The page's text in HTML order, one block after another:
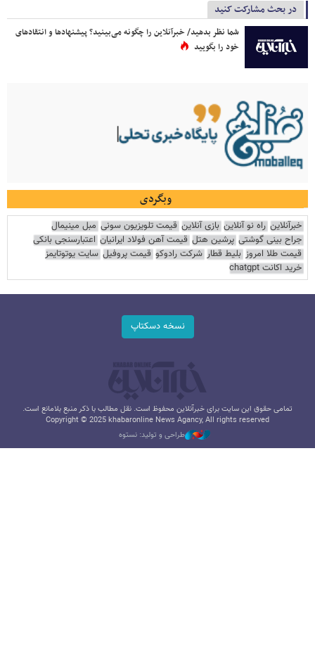
در بحث مشارکت کنید
شما نظر بدهید/ خبرآنلاین را چگونه می‌بینید؟ پیشنهادها و انتقادهای
خود را بگویید
وبگردی
خبرآنلاین راه نو آنلاین بازی آنلاین قیمت تلویزیون سونی مبل مینیمال
جراح بینی گوشتی پرشین هتل قیمت آهن فولاد ایرانیان اعتبارسنجی بانکی
قیمت طلا امروز بلیط قطار شرکت رادوکو قیمت پروفیل سایت یوتوتایمز
خرید اکانت chatgpt
نسخه دسکتاپ
تمامی حقوق این سایت برای خبرآنلاین محفوظ است. نقل مطالب با ذکر منبع بلامانع است.
Copyright © 2025 khabaronline News Agancy, All rights reserved
طراحی و تولید: نستوه